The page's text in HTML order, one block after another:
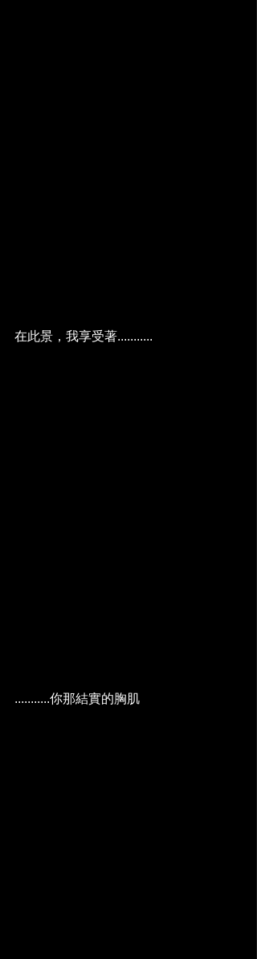
在此景，我享受著...........
...........你那結實的胸肌